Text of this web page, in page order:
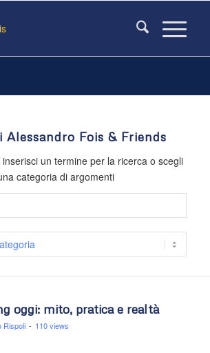
Fois & Friends
un termine per la ricerca o scegli
categoria di argomenti
oggi: mito, pratica e realtà
Rispoli - 110 views